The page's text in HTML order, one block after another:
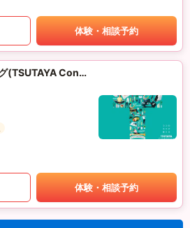
体験・相談予約
ツタヤコンディショニング(TSUTAYA Conditioning)PILATES
体験・相談予約